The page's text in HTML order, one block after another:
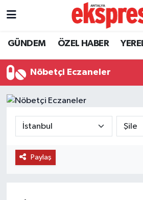
GÜNDEM ÖZEL HABER
Nöbetçi Eczaneler
Paylaş
ÖZEL HABER
EKONOMİ
Nöbetçi Eczaneler
Süper Lig Puan Durumu ve